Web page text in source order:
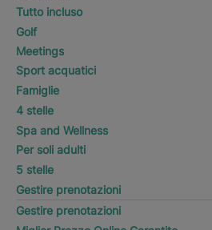
Tutto incluso
Golf
Meetings
Sport acquatici
Famiglie
4 stelle
Spa and Wellness
Per soli adulti
5 stelle
Gestire prenotazioni
Gestire prenotazioni